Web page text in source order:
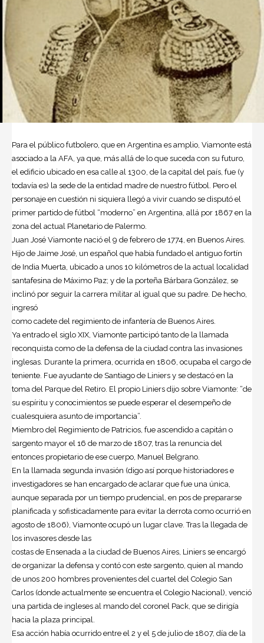
Para el público futbolero, que en Argentina es amplio, Viamonte está
asociado a la AFA, ya que, más allá de lo que suceda con su futuro,
el edificio ubicado en esa calle al 1300, de la capital del país, fue (y
todavía es) la sede de la entidad madre de nuestro fútbol. Pero el
personaje en cuestión ni siquiera llegó a vivir cuando se disputó el
primer partido de fútbol “moderno” en Argentina, allá por 1867 en la
zona del actual Planetario de Palermo.
Juan José Viamonte nació el 9 de febrero de 1774, en Buenos Aires.
Hijo de Jaime José, un español que había fundado el antiguo fortín
de India Muerta, ubicado a unos 10 kilómetros de la actual localidad
santafesina de Máximo Paz; y de la porteña Bárbara González, se
inclinó por seguir la carrera militar al igual que su padre. De hecho,
ingresó
como cadete del regimiento de infantería de Buenos Aires.
Ya entrado el siglo XIX, Viamonte participó tanto de la llamada
reconquista como de la defensa de la ciudad contra las invasiones
inglesas. Durante la primera, ocurrida en 1806, ocupaba el cargo de
teniente. Fue ayudante de Santiago de Liniers y se destacó en la
toma del Parque del Retiro. El propio Liniers dijo sobre Viamonte: “de
su espíritu y conocimientos se puede esperar el desempeño de
cualesquiera asunto de importancia”.
Miembro del Regimiento de Patricios, fue ascendido a capitán o
sargento mayor el 16 de marzo de 1807, tras la renuncia del
entonces propietario de ese cuerpo, Manuel Belgrano.
En la llamada segunda invasión (digo así porque historiadores e
investigadores se han encargado de aclarar que fue una única,
aunque separada por un tiempo prudencial, en pos de prepararse
planificada y sofisticadamente para evitar la derrota como ocurrió en
agosto de 1806), Viamonte ocupó un lugar clave. Tras la llegada de
los invasores desde las
costas de Ensenada a la ciudad de Buenos Aires, Liniers se encargó
de organizar la defensa y contó con este sargento, quien al mando
de unos 200 hombres provenientes del cuartel del Colegio San
Carlos (donde actualmente se encuentra el Colegio Nacional), venció
una partida de ingleses al mando del coronel Pack, que se dirigía
hacia la plaza principal.
Esa acción había ocurrido entre el 2 y el 5 de julio de 1807, día de la